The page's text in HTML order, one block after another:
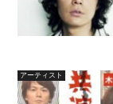
アーティスト